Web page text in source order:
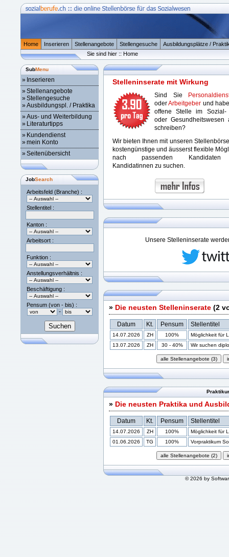
Home Inserieren Stellenangebote Stellengesuche
Ausbildungsplätze /
Sie sind hier :: Home
SubMenu
» Inserieren
»Stellenangebote
»Stellengesuche
»Ausbildungspl. / Praktika
»Aus- und Weiterbildung
» Literaturtipps
» Kundendienst
»mein Konto
»Seitenübersicht
JobSearch
Arbeitsfeld (Branche) :
Stellentitel :
Kanton :
Arbeitsort :
Funktion :
Anstellungsverhältnis :
Beschäftigung :
Pensum (von - bis) :
-
Stelleninserate mit Wirkung
Sind Sie
oderArbeitgeber und
offene Stelle im
oder Gesundheitswesen
schreiben?
Wir bieten Ihnen mit unseren
kostengünstige und äusserst flexible
nach passenden
Kandidatinnen zu suchen.
Unsere Stelleninserate
» Die neusten Stelleninserate (2
Datum Kt. Pensum Stellentitel
14.07.2026 ZH 100%
Möglichkeit für
13.07.2026
ZH 30 - 40% Wir suchen
» Die neusten Praktika und
Datum Kt. Pensum Stellentitel
14.07.2026 ZH 100%
Möglichkeit für
01.06.2026
TG 100% Vorpraktikum
© 2026 by